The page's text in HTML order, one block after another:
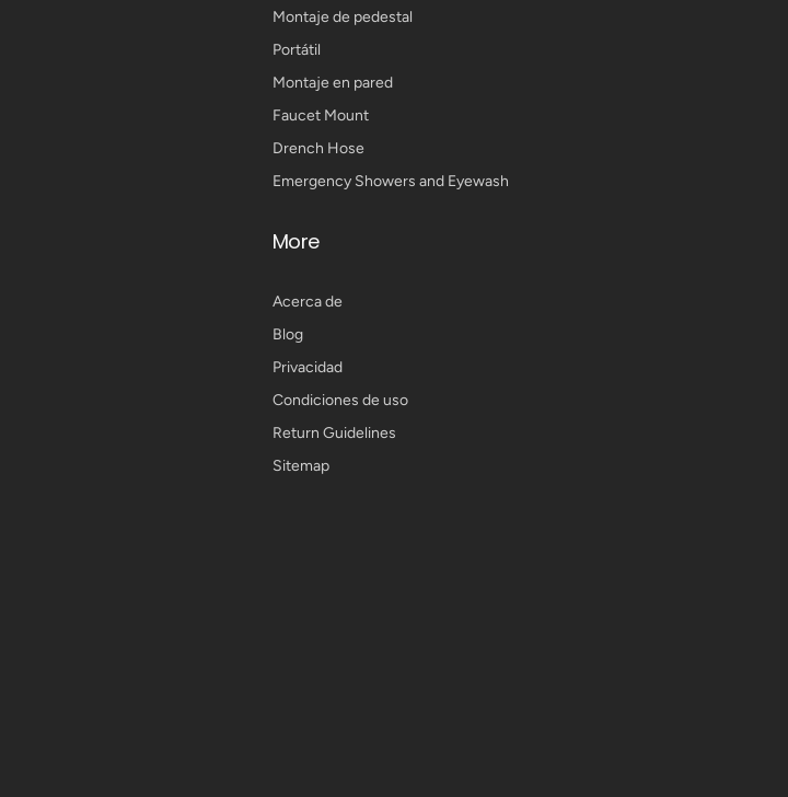
Montaje de pedestal
Portátil
Montaje en pared
Faucet Mount
Drench Hose
Emergency Showers and Eyewash
More
Acerca de
Blog
Privacidad
Condiciones de uso
Return Guidelines
Sitemap